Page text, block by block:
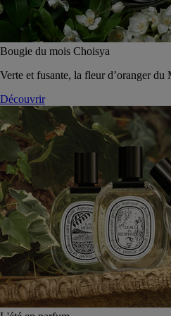
Bougie du mois Choisya
Verte et fusante, la fleur d’oranger du
Découvrir